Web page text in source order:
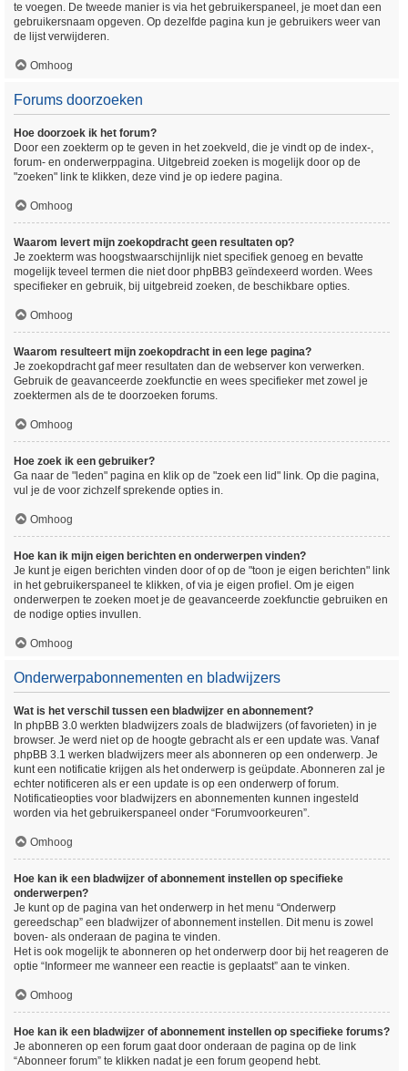
te voegen. De tweede manier is via het gebruikerspaneel, je moet dan een
gebruikersnaam opgeven. Op dezelfde pagina kun je gebruikers weer van
de lijst verwijderen.
Omhoog
Forums doorzoeken
Hoe doorzoek ik het forum?
Door een zoekterm op te geven in het zoekveld, die je vindt op de index-,
forum- en onderwerppagina. Uitgebreid zoeken is mogelijk door op de
"zoeken" link te klikken, deze vind je op iedere pagina.
Omhoog
Waarom levert mijn zoekopdracht geen resultaten op?
Je zoekterm was hoogstwaarschijnlijk niet specifiek genoeg en bevatte
mogelijk teveel termen die niet door phpBB3 geïndexeerd worden. Wees
specifieker en gebruik, bij uitgebreid zoeken, de beschikbare opties.
Omhoog
Waarom resulteert mijn zoekopdracht in een lege pagina?
Je zoekopdracht gaf meer resultaten dan de webserver kon verwerken.
Gebruik de geavanceerde zoekfunctie en wees specifieker met zowel je
zoektermen als de te doorzoeken forums.
Omhoog
Hoe zoek ik een gebruiker?
Ga naar de "leden" pagina en klik op de "zoek een lid" link. Op die pagina,
vul je de voor zichzelf sprekende opties in.
Omhoog
Hoe kan ik mijn eigen berichten en onderwerpen vinden?
Je kunt je eigen berichten vinden door of op de "toon je eigen berichten" link
in het gebruikerspaneel te klikken, of via je eigen profiel. Om je eigen
onderwerpen te zoeken moet je de geavanceerde zoekfunctie gebruiken en
de nodige opties invullen.
Omhoog
Onderwerpabonnementen en bladwijzers
Wat is het verschil tussen een bladwijzer en abonnement?
In phpBB 3.0 werkten bladwijzers zoals de bladwijzers (of favorieten) in je
browser. Je werd niet op de hoogte gebracht als er een update was. Vanaf
phpBB 3.1 werken bladwijzers meer als abonneren op een onderwerp. Je
kunt een notificatie krijgen als het onderwerp is geüpdate. Abonneren zal je
echter notificeren als er een update is op een onderwerp of forum.
Notificatieopties voor bladwijzers en abonnementen kunnen ingesteld
worden via het gebruikerspaneel onder “Forumvoorkeuren”.
Omhoog
Hoe kan ik een bladwijzer of abonnement instellen op specifieke
onderwerpen?
Je kunt op de pagina van het onderwerp in het menu “Onderwerp
gereedschap” een bladwijzer of abonnement instellen. Dit menu is zowel
boven- als onderaan de pagina te vinden.
Het is ook mogelijk te abonneren op het onderwerp door bij het reageren de
optie “Informeer me wanneer een reactie is geplaatst” aan te vinken.
Omhoog
Hoe kan ik een bladwijzer of abonnement instellen op specifieke forums?
Je abonneren op een forum gaat door onderaan de pagina op de link
“Abonneer forum” te klikken nadat je een forum geopend hebt.